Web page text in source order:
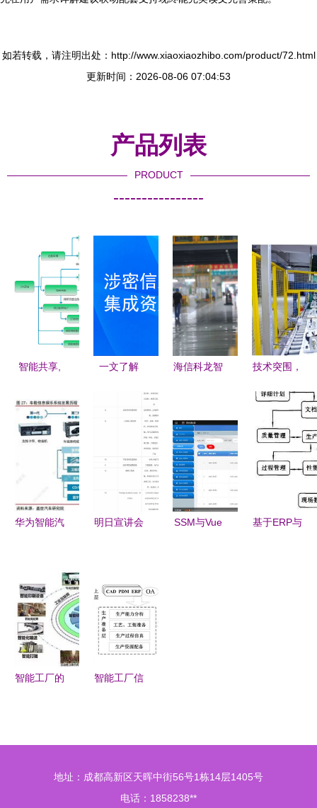
如若转载，请注明出处：http://www.xiaoxiaozhibo.com/product/72.html
更新时间：2026-08-06 07:04:53
产品列表
PRODUCT
----------------
智能共享,
通达OA与
商旅系统集
成解决方案
一文了解
系统集成资
大变化（信
息技术咨询
视角）
海信科龙智
就中国智造
标杆 信息
系统集成
技术突围，
解读TCL空
调的新风核
心竞争力与
技术服务新
华为智能汽
域将被惠及
明日宣讲会
息技术咨询
企业向你招
手！
SSM与Vue
基于ERP与
智能工厂的
智能工厂信
地址：成都高新区天晖中街56号1栋14层1405号
电话：1858238**